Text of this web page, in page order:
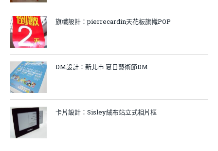
旗幟設計：pierrecardin天花板旗幟POP
DM設計：新北市 夏日藝術節DM
卡片設計：Sisley絨布站立式相片框